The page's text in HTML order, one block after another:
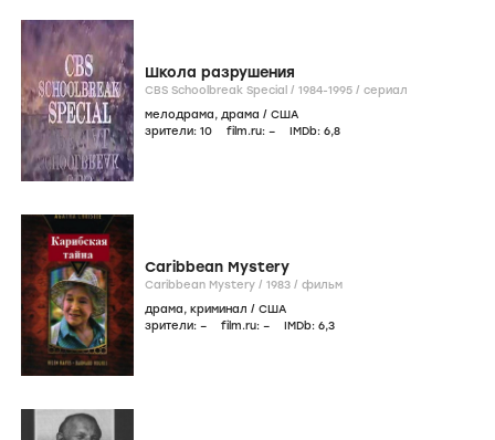
Школа разрушения
CBS Schoolbreak Special / 1984-1995 / сериал
мелодрама, драма / США
зрители: 10 film.ru: – IMDb: 6,8
Caribbean Mystery
Caribbean Mystery / 1983 / фильм
драма, криминал / США
зрители: – film.ru: – IMDb: 6,3